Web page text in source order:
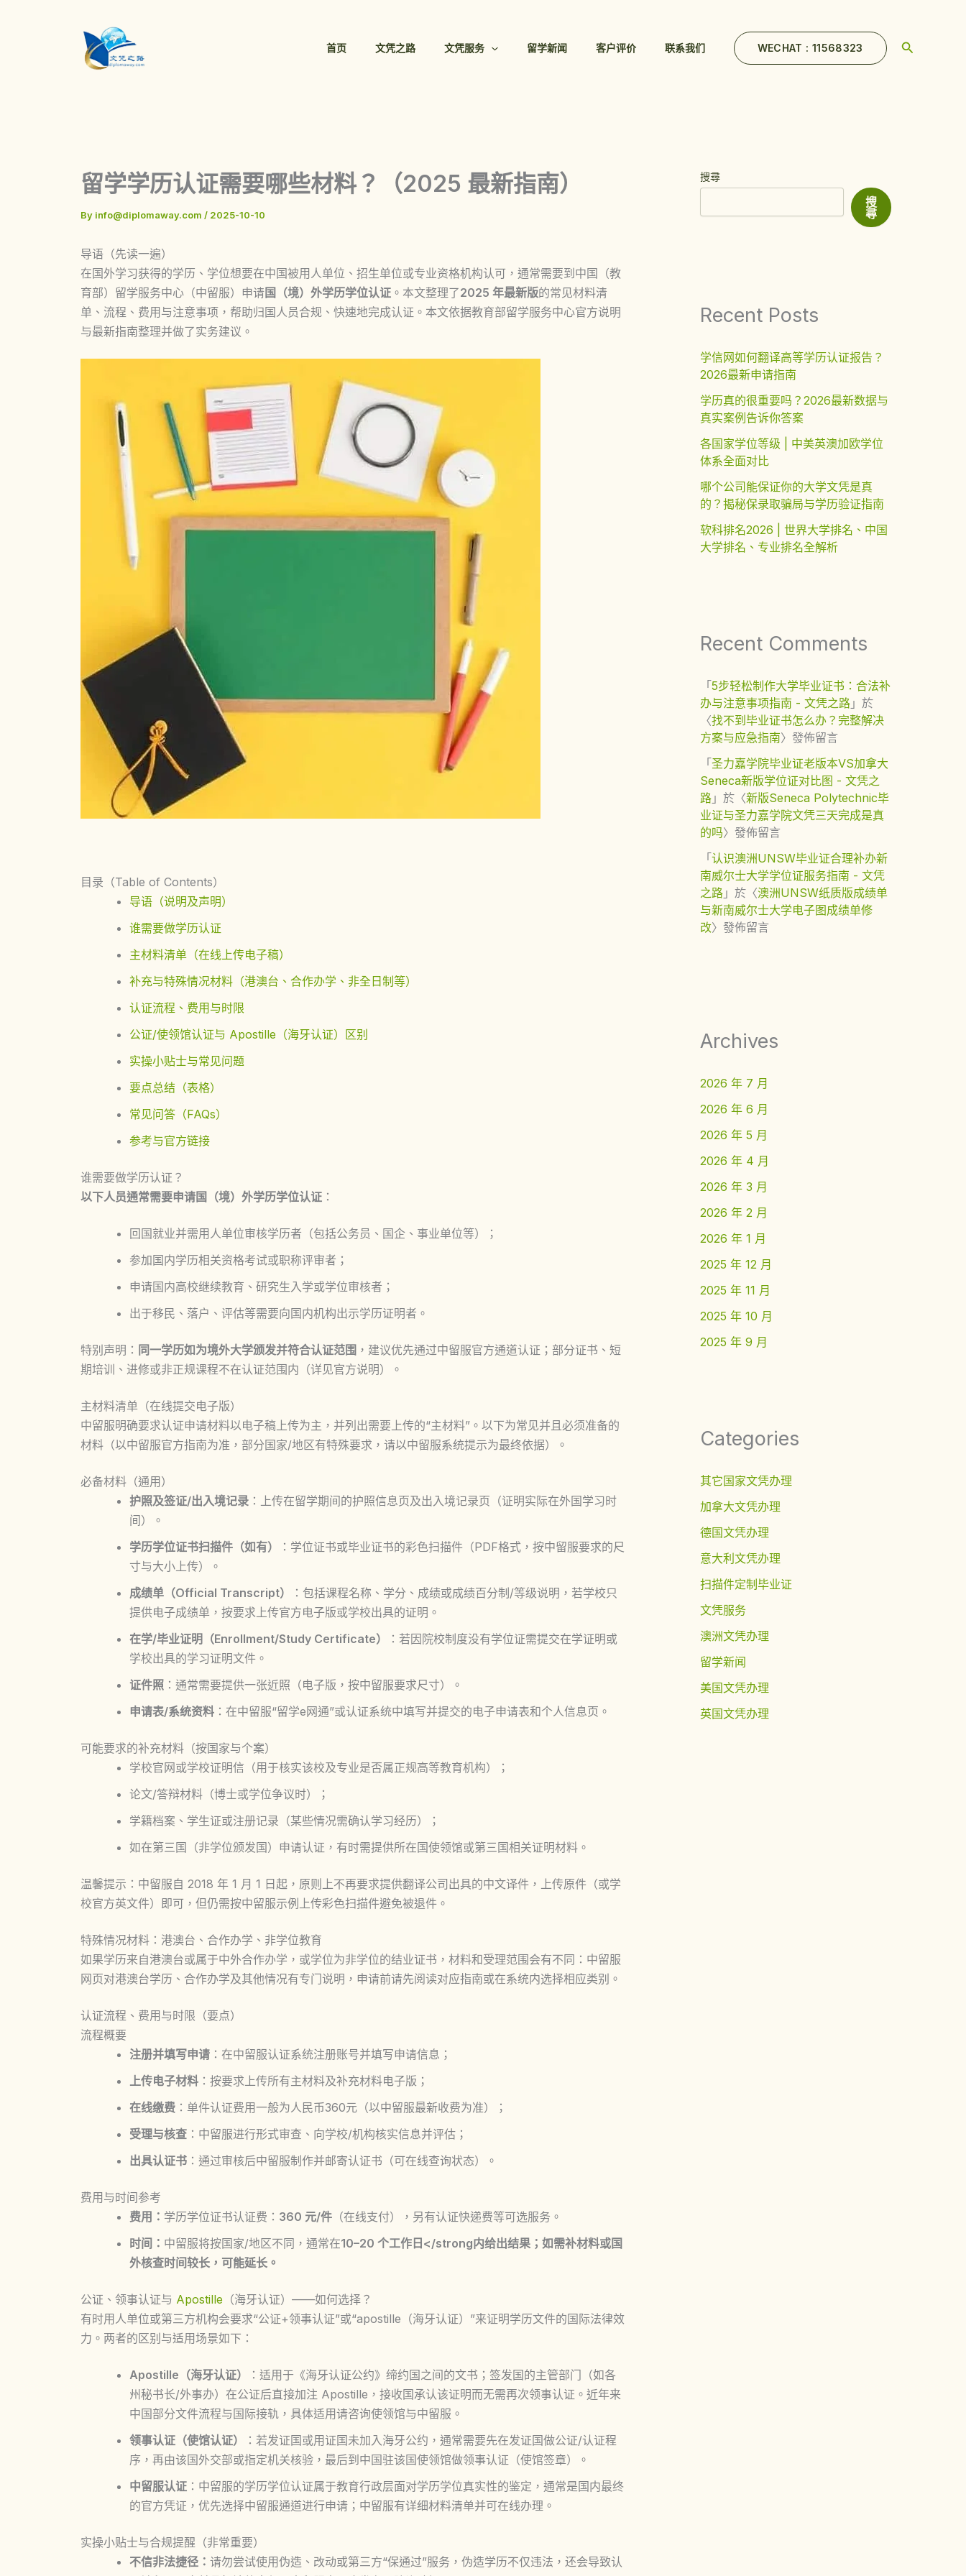
首页 文凭之路 文凭服务 留学新闻 客户评价 联系我们 WECHAT : 11568323 Search
留学学历认证需要哪些材料？（2025 最新指南）
By info@diplomaway.com / 2025-10-10
导语（先读一遍）
在国外学习获得的学历、学位想要在中国被用人单位、招生单位或专业资格机构认可，通常需要到中国（教
育部）留学服务中心（中留服）申请国（境）外学历学位认证 。本文整理了2025 年最新版的常见材料清
单、流程、费用与注意事项，帮助归国人员合规、快速地完成认证。本文依据教育部留学服务中心官方说明
与最新指南整理并做了实务建议。
目录（Table of Contents）
导语（说明及声明）
谁需要做学历认证
主材料清单（在线上传电子稿）
补充与特殊情况材料（港澳台、合作办学、非全日制等）
认证流程、费用与时限
公证/使领馆认证与 Apostille（海牙认证）区别
实操小贴士与常见问题
要点总结（表格）
常见问答（FAQs）
参考与官方链接
谁需要做学历认证？
以下人员通常需要申请国（境）外学历学位认证 ：
回国就业并需用人单位审核学历者（包括公务员、国企、事业单位等）；
参加国内学历相关资格考试或职称评审者；
申请国内高校继续教育、研究生入学或学位审核者；
出于移民、落户、评估等需要向国内机构出示学历证明者。
特别声明： 同一学历如为境外大学颁发并符合认证范围 ，建议优先通过中留服官方通道认证；部分证书、短
期培训、进修或非正规课程不在认证范围内（详见官方说明）。
主材料清单（在线提交电子版）
中留服明确要求认证申请材料以电子稿上传为主，并列出需要上传的“主材料”。以下为常见并且必须准备的
材料（以中留服官方指南为准，部分国家/地区有特殊要求，请以中留服系统提示为最终依据）。
必备材料（通用）
护照及签证/出入境记录 ：上传在留学期间的护照信息页及出入境记录页（证明实际在外国学习时
间）。
学历学位证书扫描件（如有）
：学位证书或毕业证书的彩色扫描件（PDF格式，按中留服要求的尺
寸与大小上传）。
成绩单（Official Transcript）
：包括课程名称、学分、成绩或成绩百分制/等级说明，若学校只
提供电子成绩单，按要求上传官方电子版或学校出具的证明。
在学/毕业证明（Enrollment/Study Certificate）
：若因院校制度没有学位证需提交在学证明或
学校出具的学习证明文件。
证件照 ：通常需要提供一张近照（电子版，按中留服要求尺寸）。
申请表/系统资料 ：在中留服“留学e网通”或认证系统中填写并提交的电子申请表和个人信息页。
可能要求的补充材料（按国家与个案）
学校官网或学校证明信（用于核实该校及专业是否属正规高等教育机构）；
论文/答辩材料（博士或学位争议时）；
学籍档案、学生证或注册记录（某些情况需确认学习经历）；
如在第三国（非学位颁发国）申请认证，有时需提供所在国使领馆或第三国相关证明材料。
温馨提示：中留服自 2018 年 1 月 1 日起，原则上不再要求提供翻译公司出具的中文译件，上传原件（或学
校官方英文件）即可，但仍需按中留服示例上传彩色扫描件避免被退件。
特殊情况材料：港澳台、合作办学、非学位教育
如果学历来自港澳台或属于中外合作办学，或学位为非学位的结业证书，材料和受理范围会有不同：中留服
网页对港澳台学历、合作办学及其他情况有专门说明，申请前请先阅读对应指南或在系统内选择相应类别。
认证流程、费用与时限（要点）
流程概要
注册并填写申请 ：在中留服认证系统注册账号并填写申请信息；
上传电子材料 ：按要求上传所有主材料及补充材料电子版；
在线缴费 ：单件认证费用一般为人民币360元（以中留服最新收费为准）；
受理与核查 ：中留服进行形式审查、向学校/机构核实信息并评估；
出具认证书 ：通过审核后中留服制作并邮寄认证书（可在线查询状态）。
费用与时间参考
费用： 学历学位证书认证费： 360 元/件 （在线支付），另有认证快递费等可选服务。
时间： 中留服将按国家/地区不同，通常在10–20 个工作日</strong内给出结果；如需补材料或国
外核查时间较长，可能延长。
公证、领事认证与 Apostille （海牙认证）——如何选择？
有时用人单位或第三方机构会要求“公证+领事认证”或“apostille（海牙认证）”来证明学历文件的国际法律效
力。两者的区别与适用场景如下：
Apostille（海牙认证）
：适用于《海牙认证公约》缔约国之间的文书；签发国的主管部门（如各
州秘书长/外事办）在公证后直接加注 Apostille，接收国承认该证明而无需再次领事认证。近年来
中国部分文件流程与国际接轨，具体适用请咨询使领馆与中留服。
领事认证（使馆认证）
：若发证国或用证国未加入海牙公约，通常需要先在发证国做公证/认证程
序，再由该国外交部或指定机关核验，最后到中国驻该国使领馆做领事认证（使馆签章）。
中留服认证 ：中留服的学历学位认证属于教育行政层面对学历学位真实性的鉴定，通常是国内最终
的官方凭证，优先选择中留服通道进行申请；中留服有详细材料清单并可在线办理。
实操小贴士与合规提醒（非常重要）
不信非法捷径： 请勿尝试使用伪造、改动或第三方“保通过”服务，伪造学历不仅违法，还会导致认
搜尋
搜
尋
Recent Posts
学信网如何翻译高等学历认证报告？
2026最新申请指南
学历真的很重要吗？2026最新数据与
真实案例告诉你答案
各国家学位等级 | 中美英澳加欧学位
体系全面对比
哪个公司能保证你的大学文凭是真
的？揭秘保录取骗局与学历验证指南
软科排名2026 | 世界大学排名、中国
大学排名、专业排名全解析
Recent Comments
「5步轻松制作大学毕业证书：合法补
办与注意事项指南 - 文凭之路 」於
〈找不到毕业证书怎么办？完整解决
方案与应急指南〉發佈留言
「圣力嘉学院毕业证老版本VS加拿大
Seneca新版学位证对比图 - 文凭之
路 」於〈新版Seneca Polytechnic毕
业证与圣力嘉学院文凭三天完成是真
的吗〉發佈留言
「认识澳洲UNSW毕业证合理补办新
南威尔士大学学位证服务指南 - 文凭
之路 」於〈澳洲UNSW纸质版成绩单
与新南威尔士大学电子图成绩单修
改〉發佈留言
Archives
2026 年 7 月
2026 年 6 月
2026 年 5 月
2026 年 4 月
2026 年 3 月
2026 年 2 月
2026 年 1 月
2025 年 12 月
2025 年 11 月
2025 年 10 月
2025 年 9 月
Categories
其它国家文凭办理
加拿大文凭办理
德国文凭办理
意大利文凭办理
扫描件定制毕业证
文凭服务
澳洲文凭办理
留学新闻
美国文凭办理
英国文凭办理